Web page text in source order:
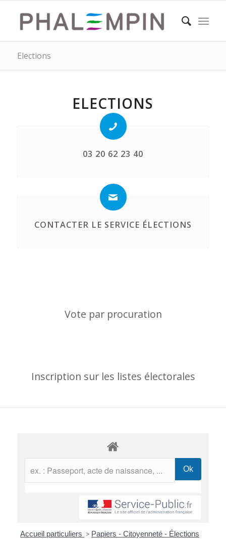
Elections
ELECTIONS
03 20 62 23 40
CONTACTER LE SERVICE ÉLECTIONS
Vote par procuration
Inscription sur les listes électorales
Accueil particuliers > Papiers - Citoyenneté - Élections